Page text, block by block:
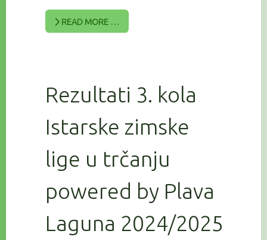
READ MORE …
Rezultati 3. kola
Istarske zimske
lige u trčanju
powered by Plava
Laguna 2024/2025